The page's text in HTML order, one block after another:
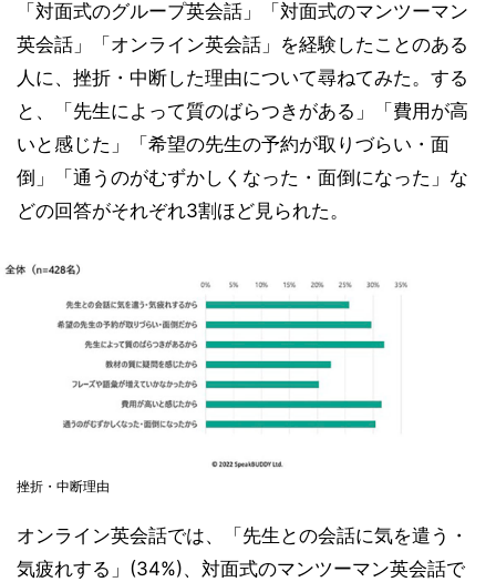
「対面式のグループ英会話」「対面式のマンツーマン
英会話」「オンライン英会話」を経験したことのある
人に、挫折・中断した理由について尋ねてみた。する
と、「先生によって質のばらつきがある」「費用が高
いと感じた」「希望の先生の予約が取りづらい・面
倒」「通うのがむずかしくなった・面倒になった」な
どの回答がそれぞれ3割ほど見られた。
挫折・中断理由
オンライン英会話では、「先生との会話に気を遣う・
気疲れする」(34%)、対面式のマンツーマン英会話で